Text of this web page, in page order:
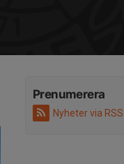
Prenumerera
Nyheter via RSS